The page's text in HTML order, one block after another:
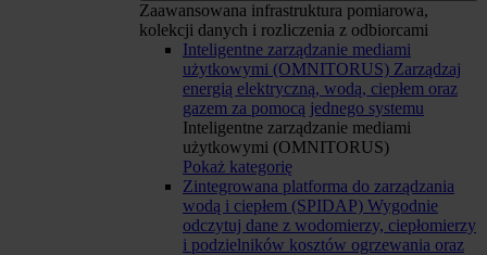
Zaawansowana infrastruktura pomiarowa,
kolekcji danych i rozliczenia z odbiorcami
Inteligentne zarządzanie mediami
użytkowymi (OMNITORUS) Zarządzaj
energią elektryczną, wodą, ciepłem oraz
gazem za pomocą jednego systemu
Inteligentne zarządzanie mediami
użytkowymi (OMNITORUS)
Pokaż kategorię
Zintegrowana platforma do zarządzania
wodą i ciepłem (SPIDAP) Wygodnie
odczytuj dane z wodomierzy, ciepłomierzy
i podzielników kosztów ogrzewania oraz